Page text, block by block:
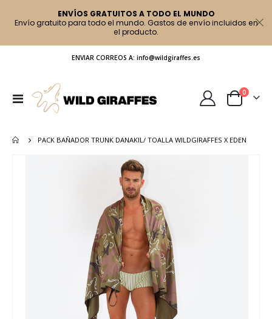
ENVÍOS GRATUITOS A TODO EL MUNDO
Envío gratuito para todo el mundo. Gastos de envío incluidos en
el producto.
ENVIAR CORREOS A: info@wildgiraffes.es
Toggle
Nav
Cart
0artículos
PACK BAÑADOR TRUNK DANAKIL/ TOALLA WILDGIRAFFES X EDEN